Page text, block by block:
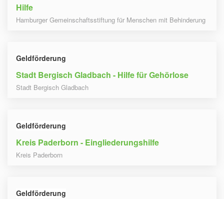
Hilfe
Hamburger Gemeinschaftsstiftung für Menschen mit Behinderung
Geldförderung
Stadt Bergisch Gladbach - Hilfe für Gehörlose
Stadt Bergisch Gladbach
Geldförderung
Kreis Paderborn - Eingliederungshilfe
Kreis Paderborn
Geldförderung